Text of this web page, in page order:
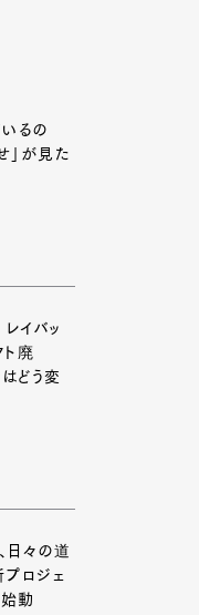
るの
」が見た
イバッ
廃
どう変
日々の道
ロジェ
始動